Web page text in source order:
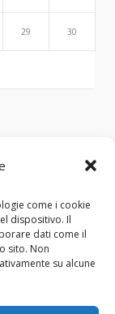
come i cookie
dispositivo. Il
dati come il
sito. Non
su alcune
29 30